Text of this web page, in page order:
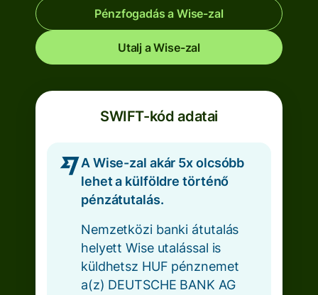
Pénzfogadás a Wise-zal
Utalj a Wise-zal
SWIFT-kód adatai
A Wise-zal akár 5x olcsóbb
lehet a külföldre történő
pénzátutalás.
Nemzetközi banki átutalás
helyett Wise utalással is
küldhetsz HUF pénznemet
a(z) DEUTSCHE BANK AG